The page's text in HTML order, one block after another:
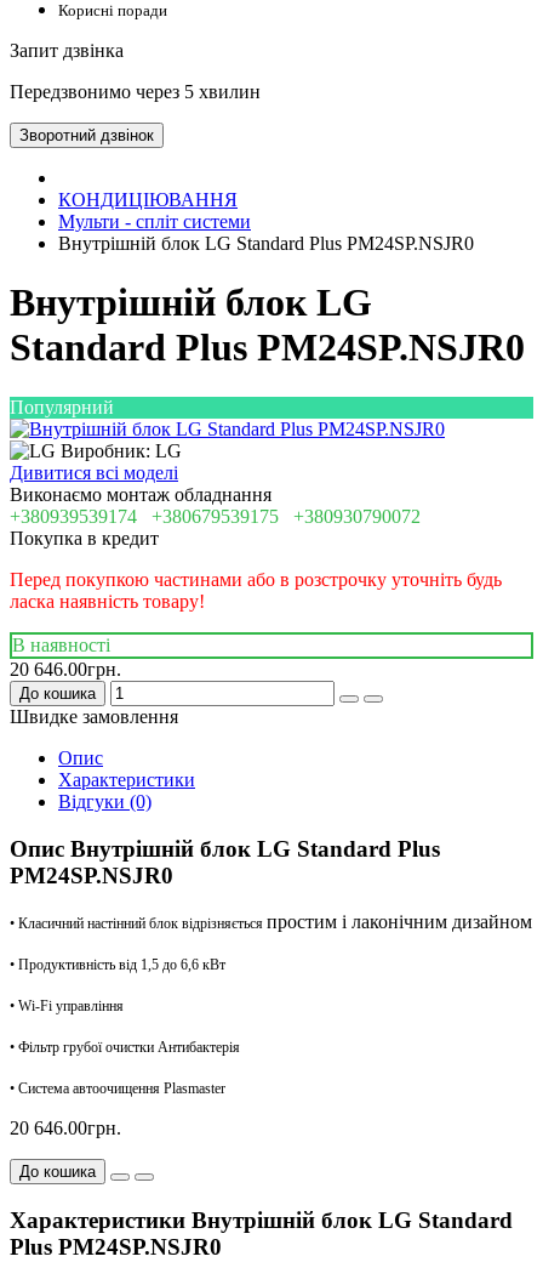
Корисні поради
Запит дзвінка
Передзвонимо через 5 хвилин
Зворотний дзвінок
КОНДИЦІЮВАННЯ
Мульти - спліт системи
Внутрішній блок LG Standard Plus PM24SP.NSJR0
Внутрішній блок LG
Standard Plus PM24SP.NSJR0
Популярний
Виробник: LG
Дивитися всі моделі
Виконаємо монтаж обладнання
+380939539174 +380679539175 +380930790072
Покупка в кредит
Перед покупкою частинами або в розстрочку уточніть будь
ласка наявність товару!
В наявності
20 646.00грн.
До кошика
Швидке замовлення
Опис
Характеристики
Відгуки (0)
Опис Внутрішній блок LG Standard Plus
PM24SP.NSJR0
• Класичний настінний блок відрізняється простим і лаконічним дизайном
• Продуктивність від 1,5 до 6,6 кВт
• Wi-Fi управління
• Фільтр грубої очистки Антибактерія
• Система автоочищення Plasmaster
20 646.00грн.
До кошика
Характеристики Внутрішній блок LG Standard
Plus PM24SP.NSJR0